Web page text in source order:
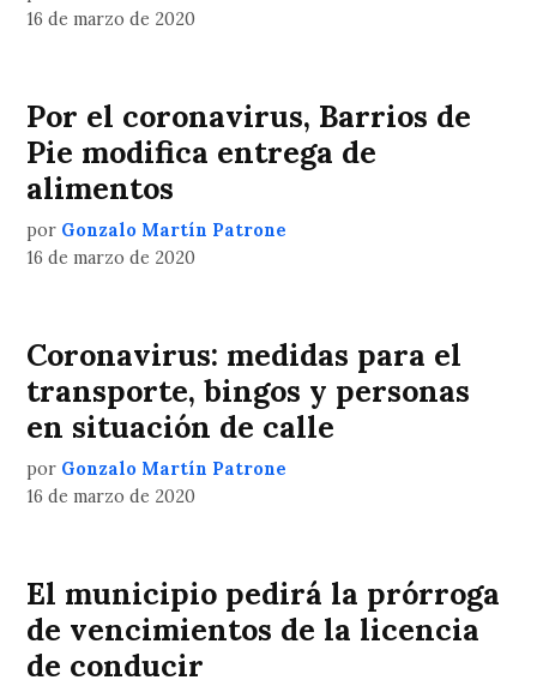
16 de marzo de 2020
Por el coronavirus, Barrios de
Pie modifica entrega de
alimentos
por Gonzalo Martín Patrone
16 de marzo de 2020
Coronavirus: medidas para el
transporte, bingos y personas
en situación de calle
por Gonzalo Martín Patrone
16 de marzo de 2020
El municipio pedirá la prórroga
de vencimientos de la licencia
de conducir